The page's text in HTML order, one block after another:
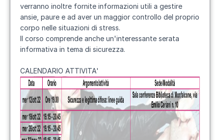
verranno inoltre fornite informazioni utili a gestire
ansie, paure e ad aver un maggior controllo del proprio
corpo nelle situazioni di stress.
Il corso comprende anche un'interessante serata
informativa in tema di sicurezza.
CALENDARIO ATTIVITA'